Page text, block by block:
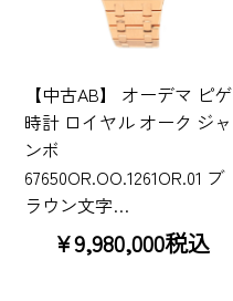
【中古AB】 オーデマ ピゲ
時計 ロイヤル オーク ジャ
ンボ
67650OR.OO.1261OR.01 ブ
ラウン文字…
¥9,980,000税込